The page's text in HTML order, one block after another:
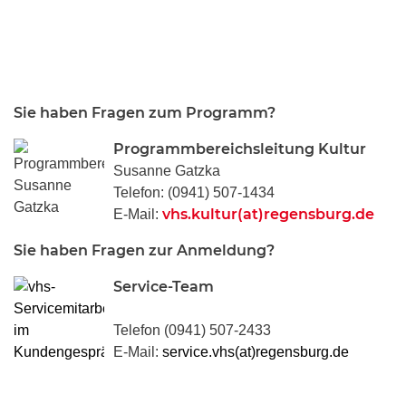
Sie haben Fragen zum Programm?
Programmbereichsleitung Kultur
Susanne Gatzka
Telefon: (0941) 507-1434
E-Mail: vhs.kultur(at)regensburg.de
Sie haben Fragen zur Anmeldung?
Service-Team
Telefon (0941) 507-2433
E-Mail: service.vhs(at)regensburg.de